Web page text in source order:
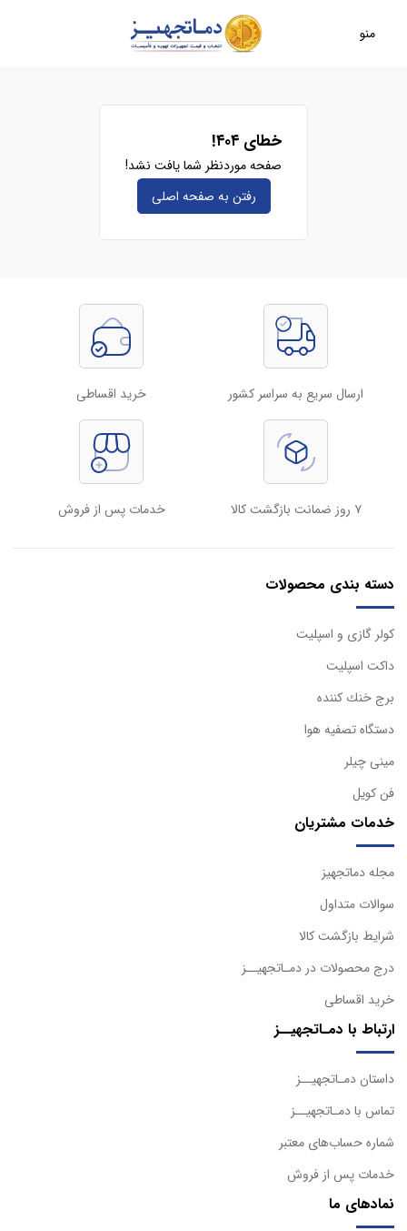
منو
خطای ۴۰۴!
صفحه موردنظر شما یافت نشد!
رفتن به صفحه‌ اصلی
ارسال سریع به سراسر کشور خرید اقساطی
۷ روز ضمانت بازگشت کالا خدمات پس از فروش
دسته بندی محصولات
كولر گازی و اسپليت
داكت اسپليت
برج خنك كننده
دستگاه تصفيه هوا
مینی چیلر
فن کویل
خدمات مشتریان
مجله دماتجهیز
سوالات متداول
شرایط بازگشت کالا
درج محصولات در دمـاتجهیــز
خرید اقساطی
ارتباط با دمـاتجهیــز
داستان دمـاتجهیــز
تماس با دمـاتجهیــز
شماره حساب‌های معتبر
خدمات پس از فروش
نمادهای ما